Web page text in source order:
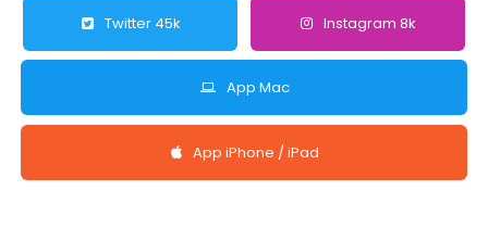
Twitter 45k Instagram 8k
App Mac
App iPhone / iPad